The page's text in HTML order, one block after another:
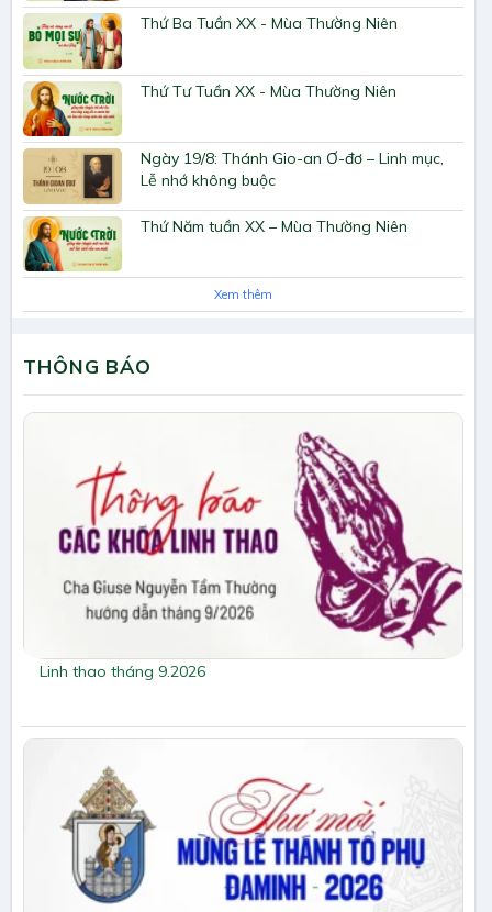
Thứ Ba Tuần XX - Mùa Thường Niên
Thứ Tư Tuần XX - Mùa Thường Niên
Ngày 19/8: Thánh Gio-an Ơ-đơ – Linh mục,
Lễ nhớ không buộc
Thứ Năm tuần XX – Mùa Thường Niên
Xem thêm
THÔNG BÁO
Linh thao tháng 9.2026